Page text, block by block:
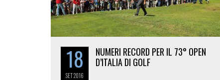
18
SET2016
NUMERI RECORD PER IL 73° OPEN
D’ITALIA DI GOLF